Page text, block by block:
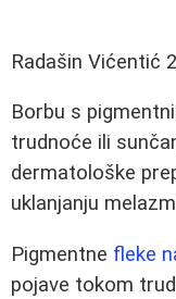
Radašin Vićentić
Borbu s
trudnoće ili
dermatološke
uklanjanju
Pigmentne fleke
pojave tokom